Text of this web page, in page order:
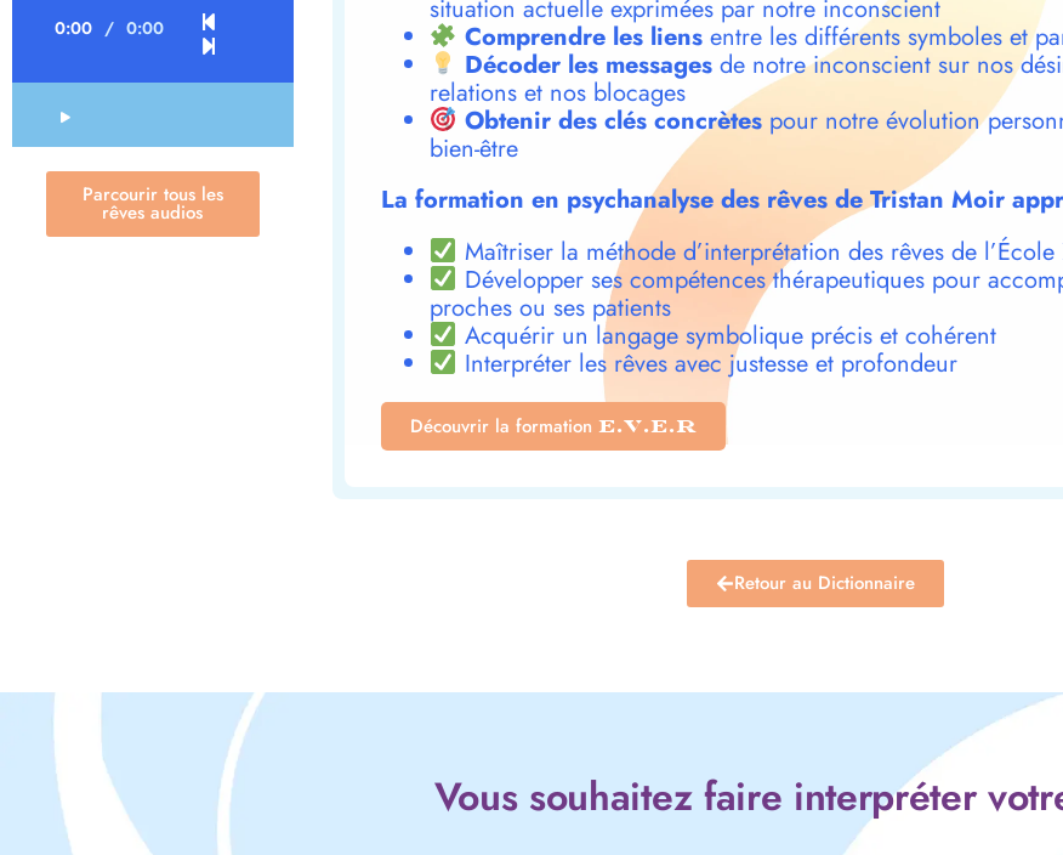
0:00 / 0:00
Parcourir tous les
rêves audios
situation actuelle exprimées par notre inconscient
Comprendre les liensentre les différents symboles et
Décoder les messagesde notre inconscient sur nos
relations et nos blocages
Obtenir des clés concrètespour notre évolution
bien-être
La formation en psychanalyse des rêves de Tristan Moir
Maîtriser la méthode d’interprétation des rêves de l’École
Développer ses compétences thérapeutiques pour
proches ou ses patients
Acquérir un langage symbolique précis et cohérent
Interpréter les rêves avec justesse et profondeur
Découvrir la formation E.V.E.R
Retour au Dictionnaire
Vous souhaitez faire interpréter